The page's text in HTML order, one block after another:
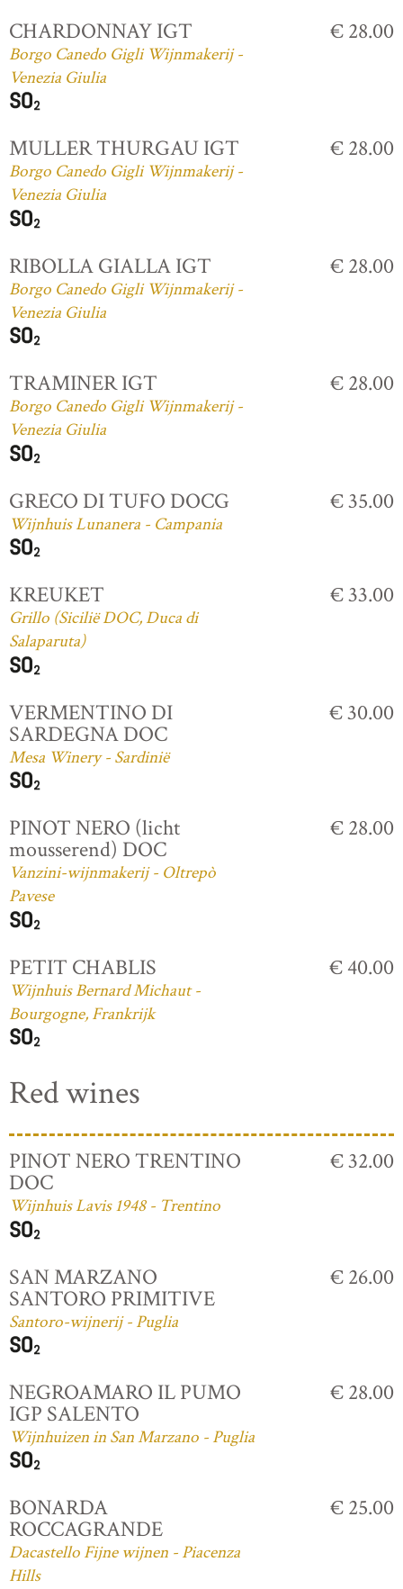
CHARDONNAY IGT
Borgo Canedo Gigli Wijnmakerij -
Venezia Giulia
€ 28.00
MULLER THURGAU IGT
Borgo Canedo Gigli Wijnmakerij -
Venezia Giulia
€ 28.00
RIBOLLA GIALLA IGT
Borgo Canedo Gigli Wijnmakerij -
Venezia Giulia
€ 28.00
TRAMINER IGT
Borgo Canedo Gigli Wijnmakerij -
Venezia Giulia
€ 28.00
GRECO DI TUFO DOCG
Wijnhuis Lunanera - Campania
€ 35.00
KREUKET
Grillo (Sicilië DOC, Duca di
Salaparuta)
€ 33.00
VERMENTINO DI
SARDEGNA DOC
Mesa Winery - Sardinië
€ 30.00
PINOT NERO (licht
mousserend) DOC
Vanzini-wijnmakerij - Oltrepò
Pavese
€ 28.00
PETIT CHABLIS
Wijnhuis Bernard Michaut -
Bourgogne, Frankrijk
€ 40.00
Red wines
PINOT NERO TRENTINO
DOC
Wijnhuis Lavis 1948 - Trentino
€ 32.00
SAN MARZANO
SANTORO PRIMITIVE
Santoro-wijnerij - Puglia
€ 26.00
NEGROAMARO IL PUMO
IGP SALENTO
Wijnhuizen in San Marzano - Puglia
€ 28.00
BONARDA
ROCCAGRANDE
Dacastello Fijne wijnen - Piacenza
Hills
€ 25.00